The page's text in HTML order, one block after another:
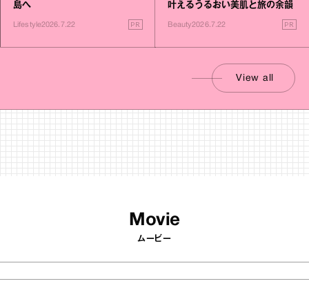
島へ
Lifestyle2026.7.22 PR
叶えるうるおい美肌と旅の余韻
Beauty2026.7.22 PR
View all
Movie
ムービー